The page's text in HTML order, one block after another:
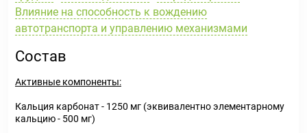
Влияние на способность к вождению
автотранспорта и управлению механизмами
Состав
Активные компоненты:
Кальция карбонат - 1250 мг (эквивалентно элементарному
кальцию - 500 мг)